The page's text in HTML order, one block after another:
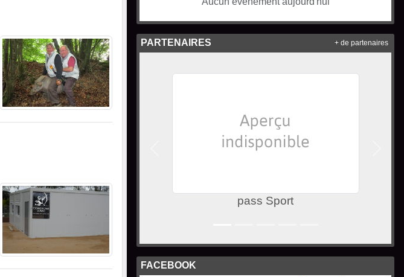
PARTENAIRES
4 saisons
+ de partenaires
FACEBOOK